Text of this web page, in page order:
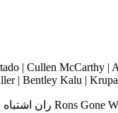
| Cullen McCarthy |
| Bentley Kalu |